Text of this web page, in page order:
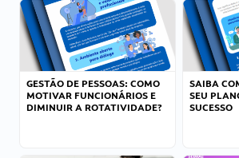
GESTÃO DE PESSOAS: COMO
MOTIVAR FUNCIONÁRIOS E
DIMINUIR A ROTATIVIDADE?
SAIBA
SEU
SUCESSO